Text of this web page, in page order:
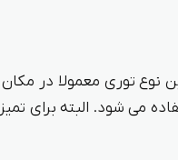
نوع توری معمولا در
می شود. البته برای